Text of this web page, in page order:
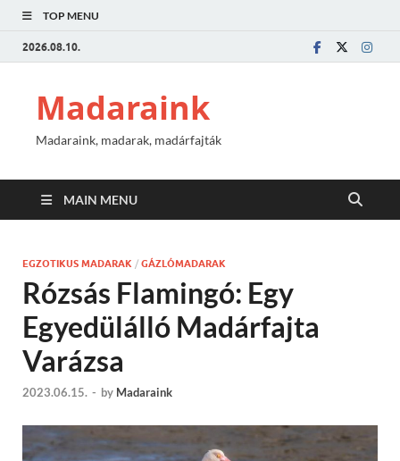
TOP MENU
2026.08.10.
Madaraink
Madaraink, madarak, madárfajták
MAIN MENU
EGZOTIKUS MADARAK / GÁZLÓMADARAK
Rózsás Flamingó: Egy
Egyedülálló Madárfajta
Varázsa
2023.06.15. - by Madaraink